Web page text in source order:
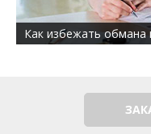
Как избежать обмана